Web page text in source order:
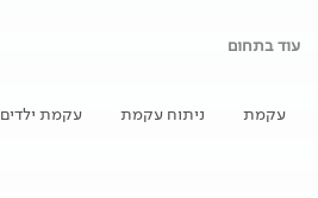
עוד בתחום
עקמת ניתוח עקמת עקמת ילדים